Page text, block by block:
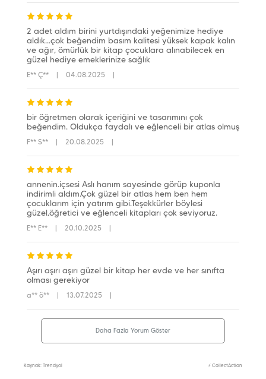
2 adet aldım birini yurtdışındaki yeğenimize hediye
aldık...çok beğendim basım kalitesi yüksek kapak kalın
ve ağır, ömürlük bir kitap çocuklara alınabilecek en
güzel hediye emeklerinize sağlık
E** Ç** | 04.08.2025 |
bir öğretmen olarak içeriğini ve tasarımını çok
beğendim. Oldukça faydalı ve eğlenceli bir atlas olmuş
F** S** | 20.08.2025 |
annenin.içsesi Aslı hanım sayesinde görüp kuponla
indirimli aldım.Çok güzel bir atlas hem ben hem
çocuklarım için yatırım gibi.Teşekkürler böylesi
güzel,öğretici ve eğlenceli kitapları çok seviyoruz.
E** E** | 20.10.2025 |
Aşırı aşırı aşırı güzel bir kitap her evde ve her sınıfta
olması gerekiyor
a** ö** | 13.07.2025 |
Daha Fazla Yorum Göster
Kaynak: Trendyol ⚡ CollectAction